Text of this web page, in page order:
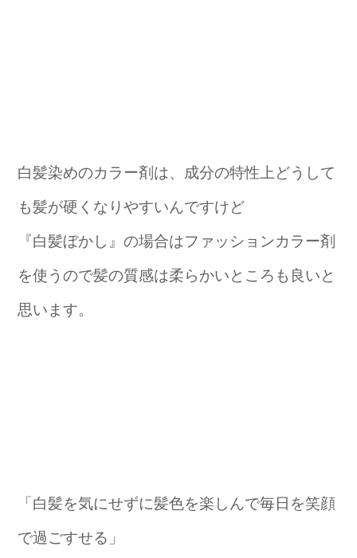
白髪染めのカラー剤は、成分の特性上どうして
も髪が硬くなりやすいんですけど
『白髪ぼかし』の場合はファッションカラー剤
を使うので髪の質感は柔らかいところも良いと
思います。
「白髪を気にせずに髪色を楽しんで毎日を笑顔
で過ごすせる」